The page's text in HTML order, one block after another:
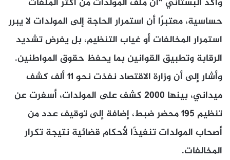
وأكد البستاني “أن ملف المولدات من أكثر الملفات
حساسية، معتبرًا أن استمرار الحاجة إلى المولدات لا يبرر
استمرار المخالفات أو غياب التنظيم، بل يفرض تشديد
الرقابة وتطبيق القوانين بما يحفظ حقوق المواطنين.
وأشار إلى أن وزارة الاقتصاد نفذت نحو 11 ألف كشف
ميداني، بينها 2000 كشف على المولدات، أسفرت عن
تنظيم 195 محضر ضبط، إضافة إلى توقيف عدد من
أصحاب المولدات تنفيذًا لأحكام قضائية نتيجة تكرار
المخالفات.